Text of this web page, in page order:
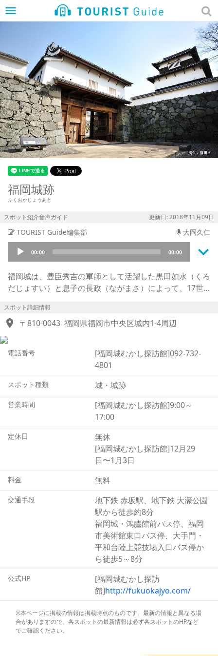
menu
福岡城跡
ふくおかじょうあと
スポット紹介音声ガイド 更新日: 2018年11月09日
TOURIST Guide編集部 大岡久仁
Audio
Player
00:00 00:00 keyboard_arrow_down
福岡城は、豊臣秀吉の軍師として活躍した黒田如水（くろ
だじょすい）と息子の長政（ながまさ）によって、17世
在の兵庫県がある播磨の生まれですが、九州征伐（きゅう
しゅうせいばつ）の恩賞を受けて現在の大分がある豊前の
り、親子そろってこの地へ移ってきました。「福岡」とい
う名前が見られるのもこの時代からで、長政は黒田家ゆか
りの地である岡山県の備前国邑久郡福岡（びぜんのくにお
くぐんふくおか）から名前を取り、「福岡城」と名付けま
した。また、古くから町人の街として栄えた博多に対して
城下町「福岡」ができたのも同時期で、両都市は今なお双
子都市としての性格を持っています。
福岡城は明治初期に発令された廃城令により解体されてい
るため現在は福岡城跡として石垣しか残っていませんが、
敷地内にある「福岡城むかし探訪館」において、模型から
当時の面影を知ることができます。
スポット詳細情報
location_on 〒810-0043 福岡県福岡市中央区城内1-4周辺
電話番号
[福岡城むかし探訪館]092-732-
4801
スポット種類 城・城跡
営業時間
[福岡城むかし探訪館]9:00～
17:00
定休日
無休
[福岡城むかし探訪館]12月29
日〜1月3日
料金 無料
交通手段
地下鉄 赤坂駅、地下鉄 大濠公園
駅から徒歩約8分
福岡城・鴻臚館前バス停、福岡
市美術館東口バス停、大手門・
平和台陸上競技場入口バス停か
ら徒歩5～8分
公式HP
[福岡城むかし探訪
館]http://fukuokajyo.com/
※本ページに掲載の情報は掲載時点のものです。最新の情報と異なる場
合がありますので、各スポットの最新情報は必ず各スポットのHPなど
でご確認ください。